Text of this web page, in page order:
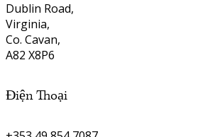
Dublin Road,
Virginia,
Co. Cavan,
A82 X8P6
Điện Thoại